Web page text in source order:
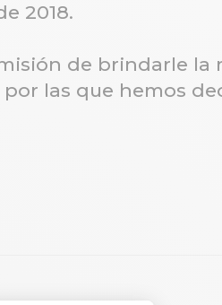
2018.
de brindarle la
las que hemos